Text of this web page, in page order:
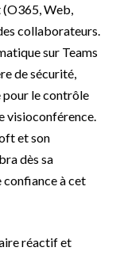
Web,
collaborateurs.
sur Teams
de sécurité,
pour le contrôle
visioconférence.
et son
dès sa
confiance à cet
réactif et